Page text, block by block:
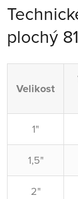
plochý
Velikost
1"
1,5"
2"